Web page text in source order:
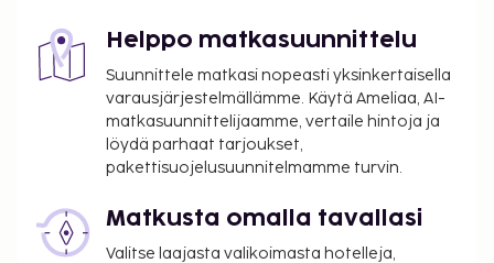
Helppo matkasuunnittelu
Suunnittele matkasi nopeasti yksinkertaisella
varausjärjestelmällämme. Käytä Ameliaa, AI-
matkasuunnittelijaamme, vertaile hintoja ja
löydä parhaat tarjoukset,
pakettisuojelusuunnitelmamme turvin.
Matkusta omalla tavallasi
Valitse laajasta valikoimasta hotelleja,